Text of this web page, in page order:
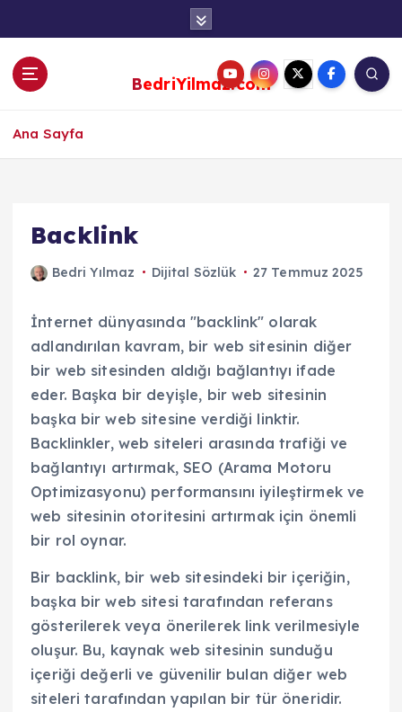
BedriYilmaz.com
Ana Sayfa
Backlink
Bedri Yılmaz Dijital Sözlük 27 Temmuz 2025
İnternet dünyasında "backlink" olarak
adlandırılan kavram, bir web sitesinin diğer
bir web sitesinden aldığı bağlantıyı ifade
eder. Başka bir deyişle, bir web sitesinin
başka bir web sitesine verdiği linktir.
Backlinkler, web siteleri arasında trafiği ve
bağlantıyı artırmak, SEO (Arama Motoru
Optimizasyonu) performansını iyileştirmek ve
web sitesinin otoritesini artırmak için önemli
bir rol oynar.
Bir backlink, bir web sitesindeki bir içeriğin,
başka bir web sitesi tarafından referans
gösterilerek veya önerilerek link verilmesiyle
oluşur. Bu, kaynak web sitesinin sunduğu
içeriği değerli ve güvenilir bulan diğer web
siteleri tarafından yapılan bir tür öneridir.